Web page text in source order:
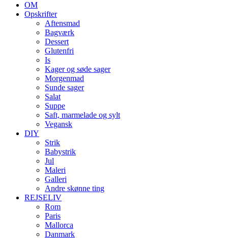
OM
Opskrifter
Aftensmad
Bagværk
Dessert
Glutenfri
Is
Kager og søde sager
Morgenmad
Sunde sager
Salat
Suppe
Saft, marmelade og sylt
Vegansk
DIY
Strik
Babystrik
Jul
Maleri
Galleri
Andre skønne ting
REJSELIV
Rom
Paris
Mallorca
Danmark